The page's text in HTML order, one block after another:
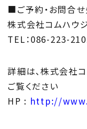
■ご予約・お問合せ
株式会社コムハウ
TEL：086-223-
詳細は、株式会社
ご覧ください
HP : http://